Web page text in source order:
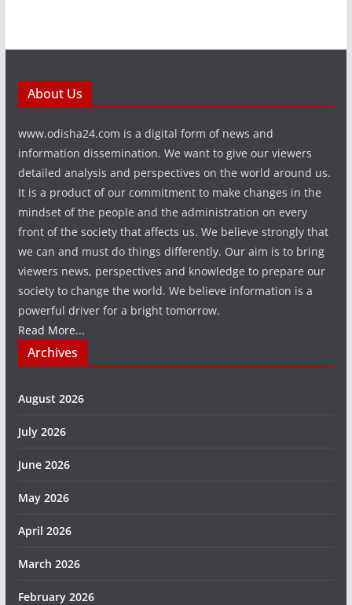
About Us
www.odisha24.com is a digital form of news and
information dissemination. We want to give our viewers
detailed analysis and perspectives on the world around us.
It is a product of our commitment to make changes in the
mindset of the people and the administration on every
front of the society that affects us. We believe strongly that
we can and must do things differently. Our aim is to bring
viewers news, perspectives and knowledge to prepare our
society to change the world. We believe information is a
powerful driver for a bright tomorrow.
Read More...
Archives
August 2026
July 2026
June 2026
May 2026
April 2026
March 2026
February 2026